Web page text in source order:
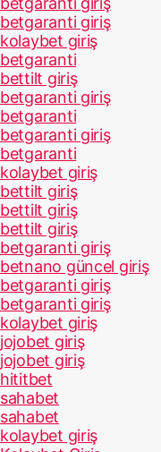
betgaranti giriş
kolaybet giriş
betgaranti
bettilt giriş
betgaranti giriş
betgaranti
betgaranti giriş
betgaranti
kolaybet giriş
bettilt giriş
bettilt giriş
bettilt giriş
betgaranti giriş
betnano güncel giriş
betgaranti giriş
betgaranti giriş
kolaybet giriş
jojobet giriş
jojobet giriş
hititbet
sahabet
sahabet
kolaybet giriş